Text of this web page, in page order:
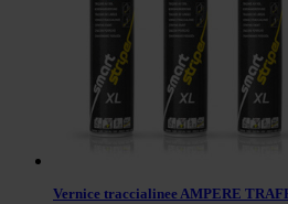
Vernice traccialinee AMPERE